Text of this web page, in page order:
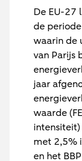
De EU-27
de
waarin de
van Parijs
jaar
waarde
met 2,5%
en het